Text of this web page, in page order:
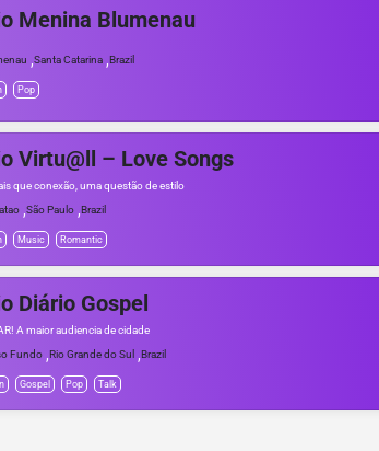
Menina Blumenau
,Santa Catarina ,Brazil
Pop
Virtu@ll – Love Songs
que conexão, uma questão de estilo
,São Paulo ,Brazil
Music Romantic
Diário Gospel
A maior audiencia de cidade
Fundo ,Rio Grande do Sul ,Brazil
Gospel Pop Talk